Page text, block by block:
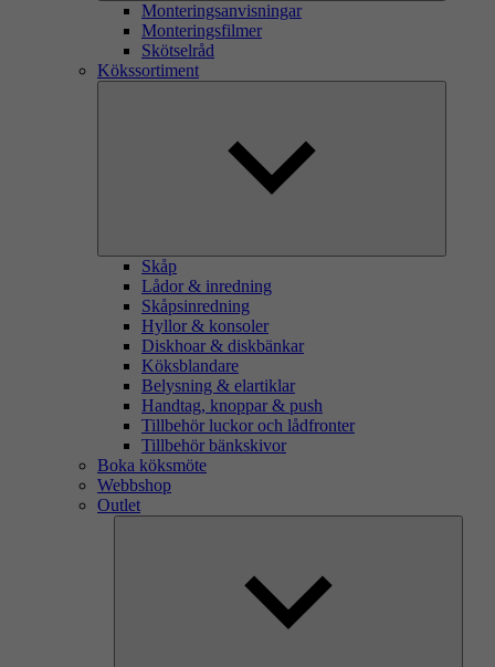
Monteringsanvisningar
Monteringsfilmer
Skötselråd
Kökssortiment
Skåp
Lådor & inredning
Skåpsinredning
Hyllor & konsoler
Diskhoar & diskbänkar
Köksblandare
Belysning & elartiklar
Handtag, knoppar & push
Tillbehör luckor och lådfronter
Tillbehör bänkskivor
Boka köksmöte
Webbshop
Outlet